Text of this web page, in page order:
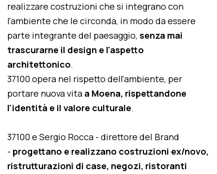
realizzare costruzioni che si integrano con
l'ambiente che le circonda, in modo da essere
parte integrante del paesaggio, senza mai
trascurarne il design e l'aspetto
architettonico.
37100 opera nel rispetto dell'ambiente, per
portare nuova vita a Moena, rispettandone
l'identità e il valore culturale.
37100 e Sergio Rocca - direttore del Brand
- progettano e realizzano costruzioni ex/novo,
ristrutturazioni di case, negozi, ristoranti